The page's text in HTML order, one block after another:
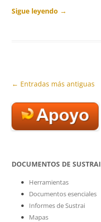
Sigue leyendo →
Navegación
entradas
← Entradas más antiguas
DOCUMENTOS DE SUSTRAI
Herramientas
Documentos esenciales
Informes de Sustrai
Mapas